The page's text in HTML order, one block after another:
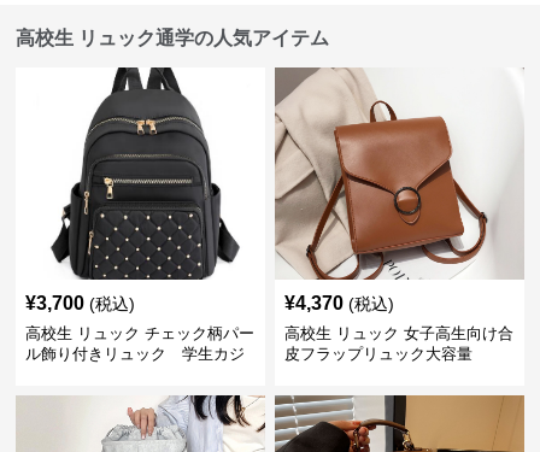
高校生 リュック通学の人気アイテム
¥3,700 (税込)
高校生 リュック チェック柄パー
ル飾り付きリュック 学生カジ
¥4,370 (税込)
高校生 リュック 女子高生向け合
皮フラップリュック大容量